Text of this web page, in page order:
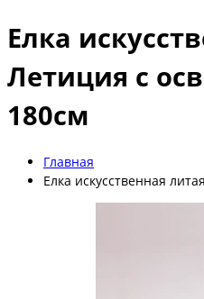
Елка
Летиция с
180см
Главная
Елка искусственная